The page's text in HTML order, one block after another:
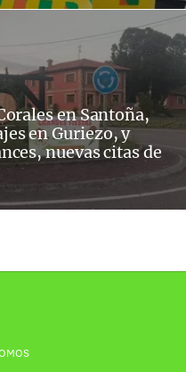
en Santoña,
en Guriezo, y
nuevas citas de